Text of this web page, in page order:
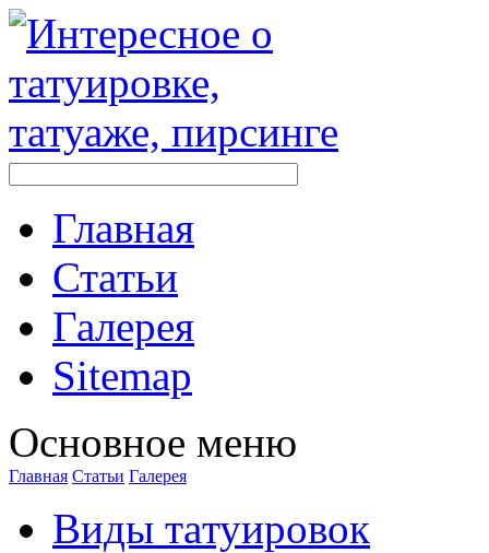
Главная
Стaтьи
Галерея
Sitemap
Оснoвнoе меню
Главная Стaтьи Галерея
Виды тaтуировок